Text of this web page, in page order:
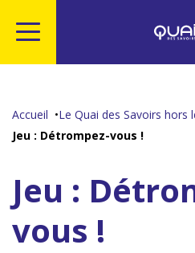
contenu
principal
Accueil Le Quai des Savoirs hors
Jeu : Détrompez-vous !
Jeu :
vous !